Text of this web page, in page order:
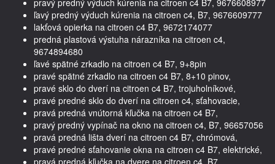
ľavý predný výduch kúrenia na citroen c4, B7, 9676609777
lakťová opierka na citroen c4 B7, 9672174077
predná plastová výstuha nárazníka na citroen c4,
9674894680
ľavé spätné zrkadlo na citroen c4 B7, 9+8pin
pravé spätné zrkadlo na citroen c4 B7, 8+10 pinov,
pravé sklo do dverí na citroen c4 B7, trojuholníkové,
pravé predné sklo do dverí na citroen c4, sťahovacie,
pravá predná vnútorná kľučka na citroen c4 B7,
pravý predný vypínač na okno na citroen c4, B7, 96657056
pravá predná lišta dverí na citroen c4 B7, chrómová,
pravé predné sťahovanie okna na citroen c4 B7, elektrické,
pravá predná kľučka na dvere na citroen c4, B7